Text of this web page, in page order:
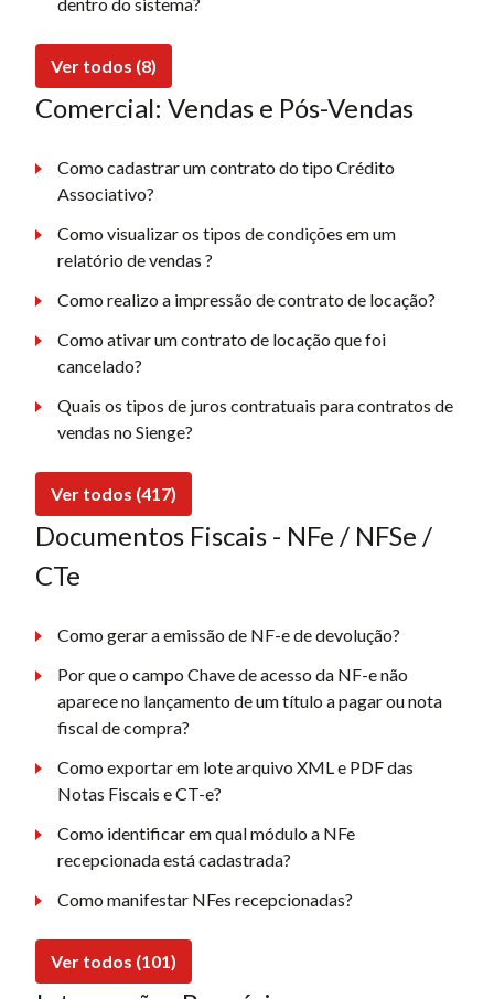
Ver todos (8)
Comercial: Vendas e Pós-Vendas
Como cadastrar um contrato do tipo Crédito
Associativo?
Como visualizar os tipos de condições em um
relatório de vendas ?
Como realizo a impressão de contrato de locação?
Como ativar um contrato de locação que foi
cancelado?
Quais os tipos de juros contratuais para contratos de
vendas no Sienge?
Ver todos (417)
Documentos Fiscais - NFe / NFSe /
CTe
Como gerar a emissão de NF-e de devolução?
Por que o campo Chave de acesso da NF-e não
aparece no lançamento de um título a pagar ou nota
fiscal de compra?
Como exportar em lote arquivo XML e PDF das
Notas Fiscais e CT-e?
Como identificar em qual módulo a NFe
recepcionada está cadastrada?
Como manifestar NFes recepcionadas?
Ver todos (101)